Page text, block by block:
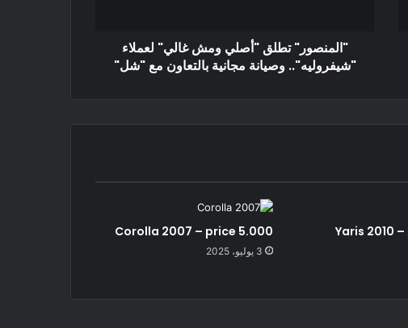
"المنصور" تطلق "أصلي ومش غالي" لعملاء
"شيفروليه".. وصيانة مجانية بالتعاون مع "شل"
Yaris 2010
Corolla 2007 – price 5.000
3 يوليو، 2025